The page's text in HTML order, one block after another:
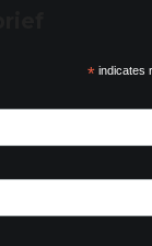
*indicates